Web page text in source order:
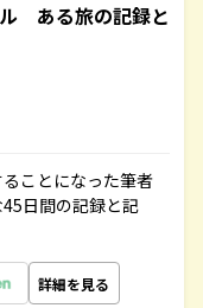
ある旅の記録と
ことになった筆者
日間の記録と記
詳細を見る